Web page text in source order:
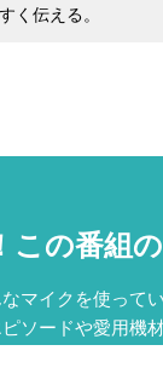
く伝える。
この番組
マイクを使って
ソードや愛用機